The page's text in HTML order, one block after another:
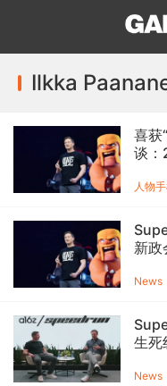
Ilkka
喜获
谈：
人物
新政
News
生死
News